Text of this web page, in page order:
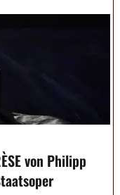
von Philipp